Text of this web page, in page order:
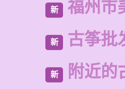
新 福州市
新 古筝批
新 附近的